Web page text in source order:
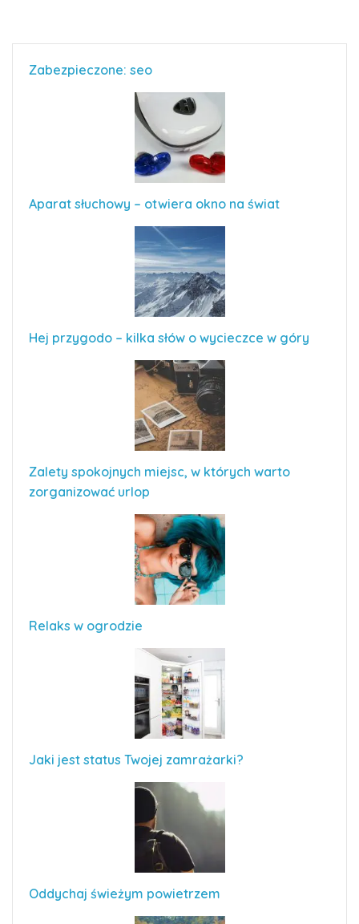
Zabezpieczone: seo
Aparat słuchowy – otwiera okno na świat
Hej przygodo – kilka słów o wycieczce w góry
Zalety spokojnych miejsc, w których warto
zorganizować urlop
Relaks w ogrodzie
Jaki jest status Twojej zamrażarki?
Oddychaj świeżym powietrzem